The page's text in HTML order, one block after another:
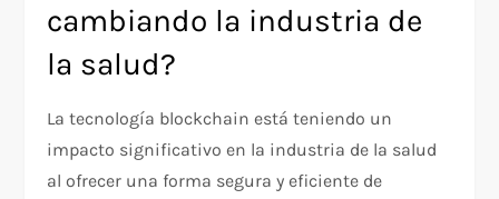
cambiando la industria de
la salud?
La tecnología blockchain está teniendo un
impacto significativo en la industria de la salud
al ofrecer una forma segura y eficiente de